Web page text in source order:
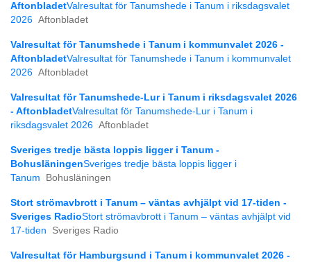
AftonbladetValresultat för Tanumshede i Tanum i riksdagsvalet
2026 Aftonbladet
Valresultat för Tanumshede i Tanum i kommunvalet 2026 -
AftonbladetValresultat för Tanumshede i Tanum i kommunvalet
2026 Aftonbladet
Valresultat för Tanumshede-Lur i Tanum i riksdagsvalet 2026
- AftonbladetValresultat för Tanumshede-Lur i Tanum i
riksdagsvalet 2026 Aftonbladet
Sveriges tredje bästa loppis ligger i Tanum -
BohusläningenSveriges tredje bästa loppis ligger i
Tanum
Bohusläningen
Stort strömavbrott i Tanum – väntas avhjälpt vid 17-tiden -
Sveriges RadioStort strömavbrott i Tanum – väntas avhjälpt vid
17-tiden
Sveriges Radio
Valresultat för Hamburgsund i Tanum i kommunvalet 2026 -